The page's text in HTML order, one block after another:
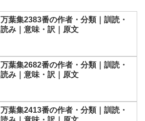
万葉集2383番の作者・分類｜訓読・
読み｜意味・訳｜原文
万葉集2682番の作者・分類｜訓読・
読み｜意味・訳｜原文
万葉集2413番の作者・分類｜訓読・